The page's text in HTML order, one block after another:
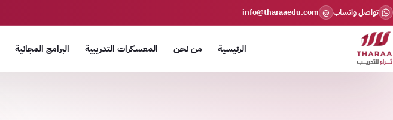
تواصل واتساب @
info@tharaaedu.com
الرئيسية من نحن المعسكرات التدريبية البرامج المجانية